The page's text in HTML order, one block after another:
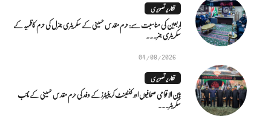
تقاریر تصویری
اربعین کی مناسبت سے: حرم مقدس حسینی کے سکریٹری جنرل کی حرم کاظمیہ کے
سکریٹری جنر...
04/08/2026
تقاریر تصویری
بین الاقوامی صحافیوں اور کنٹینٹ کریئیٹرز کے وفد کی حرم مقدس حسینی کے نائب
سکریٹر...